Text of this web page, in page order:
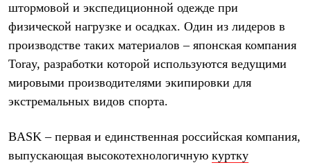
Жилеты
Термобелье
Среднее термобелье
Легкое термобелье
Лёгкая одежда
Футболки
Рубашки
Брюки
Женская одежда
штормовой и экспедиционной одежде при
физической нагрузке и осадках. Один из лидеров в
производстве таких материалов – японская компания
Toray, разработки которой используются ведущими
мировыми производителями экипировки для
экстремальных видов спорта.
BASK – первая и единственная российская компания,
выпускающая высокотехнологичную куртку